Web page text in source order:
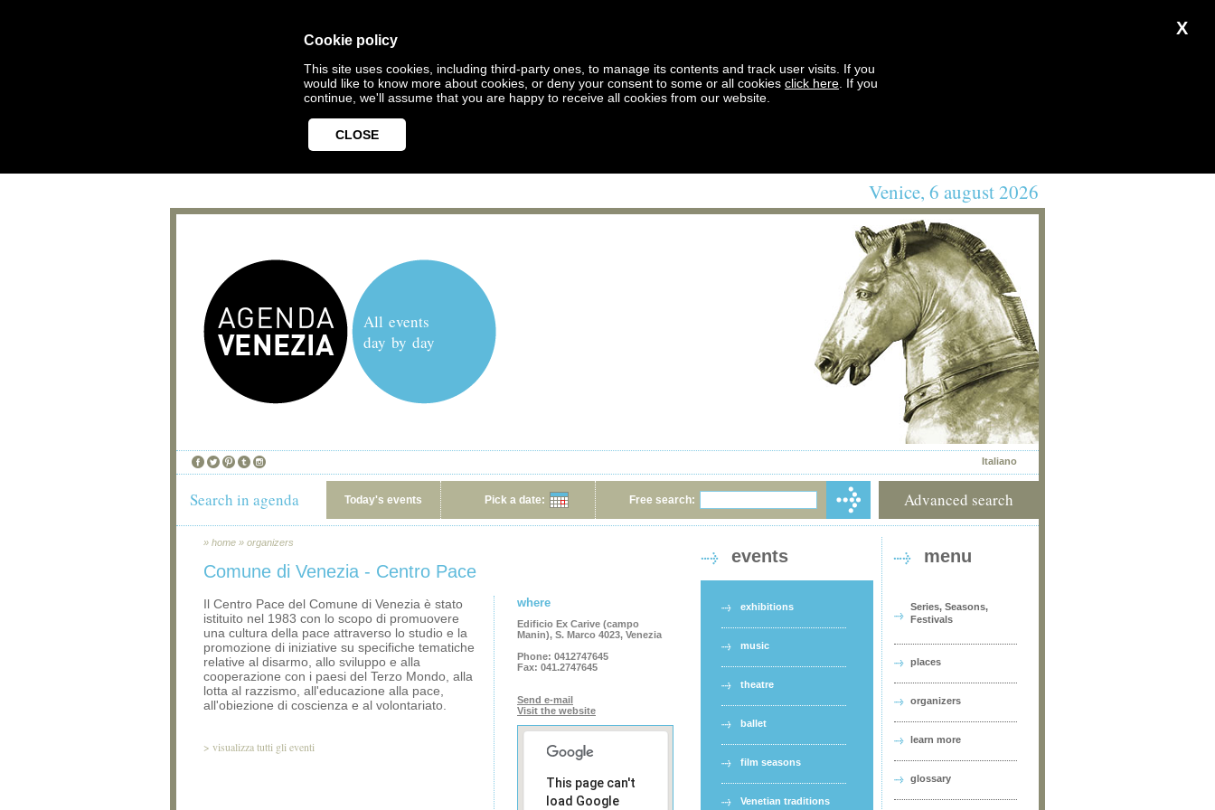
X
Cookie policy
This site uses cookies, including third-party ones, to manage its contents and track user visits. If you
would like to know more about cookies, or deny your consent to some or all cookies click here . If you
continue, we'll assume that you are happy to receive all cookies from our website.
CLOSE
Venice, 6 august 2026
All events
day by day
Italiano
Search in agenda Today's events Pick a date: Free search: Advanced search
» home » organizers
Comune di Venezia - Centro Pace
Il Centro Pace del Comune di Venezia è stato
istituito nel 1983 con lo scopo di promuovere
una cultura della pace attraverso lo studio e la
promozione di iniziative su specifiche tematiche
relative al disarmo, allo sviluppo e alla
cooperazione con i paesi del Terzo Mondo, alla
lotta al razzismo, all'educazione alla pace,
all'obiezione di coscienza e al volontariato.
> visualizza tutti gli eventi
where
Edificio Ex Carive (campo
Manin), S. Marco 4023, Venezia
Phone: 0412747645
Fax: 041.2747645
Send e-mail
Visit the website
This page can't
load Google
events
exhibitions
music
theatre
ballet
film seasons
Venetian traditions
menu
Series, Seasons,
Festivals
places
organizers
learn more
glossary